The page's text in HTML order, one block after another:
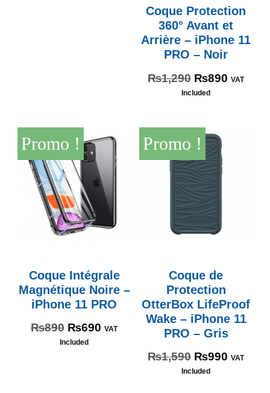
Coque Protection
360° Avant et
Arrière – iPhone 11
PRO – Noir
₨1,290 ₨890 VAT
Included
Promo !
Coque Intégrale
Magnétique Noire –
iPhone 11 PRO
₨890 ₨690 VAT
Included
Promo !
Coque de
Protection
OtterBox LifeProof
Wake – iPhone 11
PRO – Gris
₨1,590 ₨990 VAT
Included